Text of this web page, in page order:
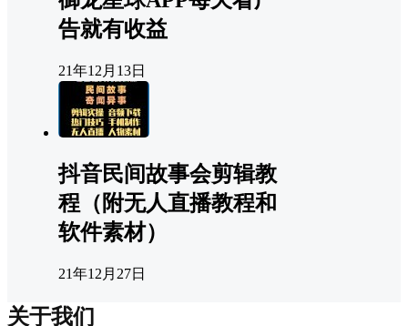
告就有收益
21年12月13日
抖音民间故事会剪辑教
程（附无人直播教程和
软件素材）
21年12月27日
关于我们